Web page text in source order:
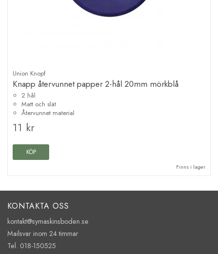
Union Knopf
Knapp återvunnet papper 2-hål 20mm mörkblå
2 hål
Matt och slät
Återvunnet material
11 kr
KÖP
Finns i lager
KONTAKTA OSS
kontakt@symaskinsboden.se
Mailsvar inom 24 timmar
Tel. 018-150525